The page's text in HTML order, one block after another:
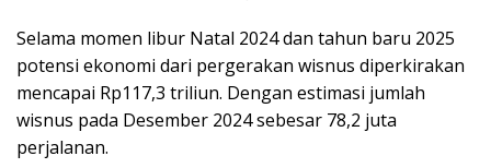
Selama momen libur Natal 2024 dan tahun baru 2025
potensi ekonomi dari pergerakan wisnus diperkirakan
mencapai Rp117,3 triliun. Dengan estimasi jumlah
wisnus pada Desember 2024 sebesar 78,2 juta
perjalanan.